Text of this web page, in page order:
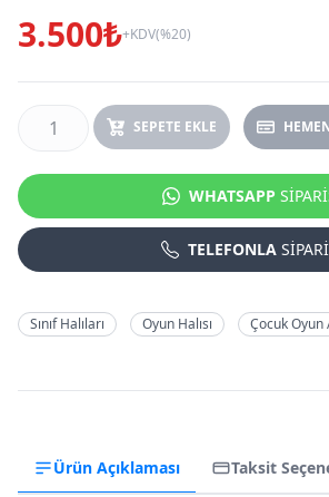
3.500₺+KDV(%20)
SEPETE EKLE
WHATSAPP
TELEFONLA
Sınıf Halıları Oyun Halısı Çocuk Oyun
Ürün Açıklaması Taksit